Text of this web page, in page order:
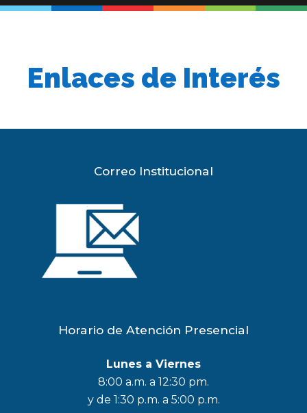
Enlaces de Interés
Correo Institucional
Horario de Atención Presencial
Lunes a Viernes
8:00 a.m. a 12:30 pm.
y de 1:30 p.m. a 5:00 p.m.